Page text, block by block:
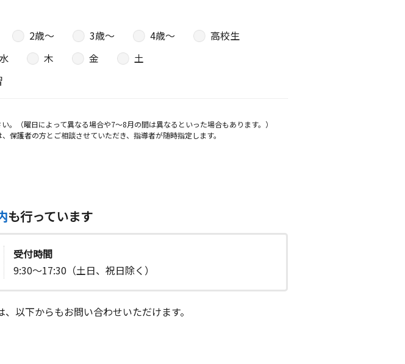
2歳〜 3歳〜 4歳〜
高校生
木 金
土
（曜日によって異なる場合や7～8月の間は異なるといった場合もあります。）
護者の方とご相談させていただき、指導者が随時指定します。
も行っています
受付時間
9:30～17:30（土日、祝日除く）
以下からもお問い合わせいただけます。